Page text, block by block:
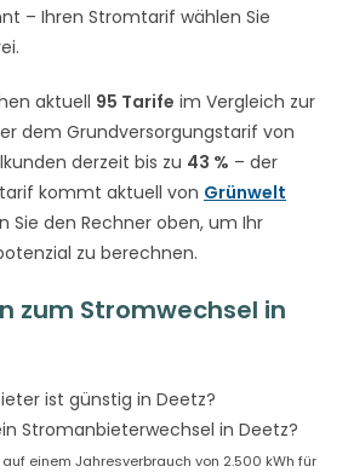
– Ihren Stromtarif wählen Sie
aktuell 95 Tarife im Vergleich zur
dem Grundversorgungstarif von
derzeit bis zu 43 % – der
kommt aktuell von Grünwelt
Sie den Rechner oben, um Ihr
zu berechnen.
zum Stromwechsel in
ist günstig in Deetz?
Stromanbieterwechsel in Deetz?
einem Jahresverbrauch von 2.500 kWh für